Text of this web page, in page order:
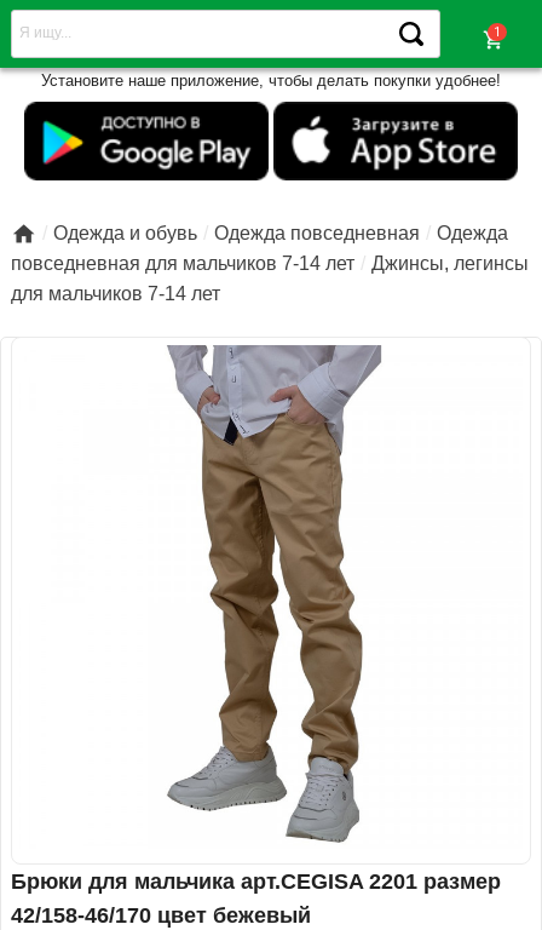
shopping_cart
Установите наше приложение, чтобы делать покупки удобнее!
 Одежда и обувь Одежда повседневная
Одежда
повседневная для мальчиков 7-14 лет
Джинсы, легинсы
для мальчиков 7-14 лет
Брюки для мальчика арт.CEGISA 2201 размер
42/158-46/170 цвет бежевый